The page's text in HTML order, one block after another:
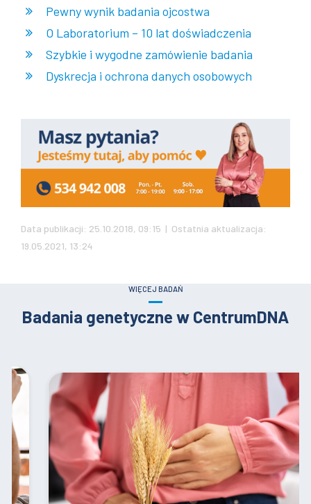
Pewny wynik badania ojcostwa
O Laboratorium – 10 lat doświadczenia
Szybkie i wygodne zamówienie badania
Dyskrecja i ochrona danych osobowych
Data publikacji: 25.10.2018, 09:15 | Ostatnia aktualizacja:
19.05.2021, 13:24
WIĘCEJ BADAŃ
Badania genetyczne w CentrumDNA